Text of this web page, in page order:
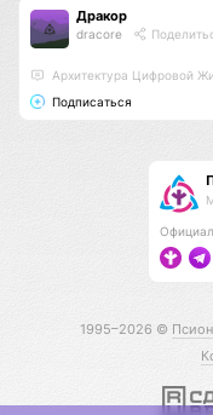
Дракор
dracore
Архитектура Цифровой
Подписаться
1995–2026 ©